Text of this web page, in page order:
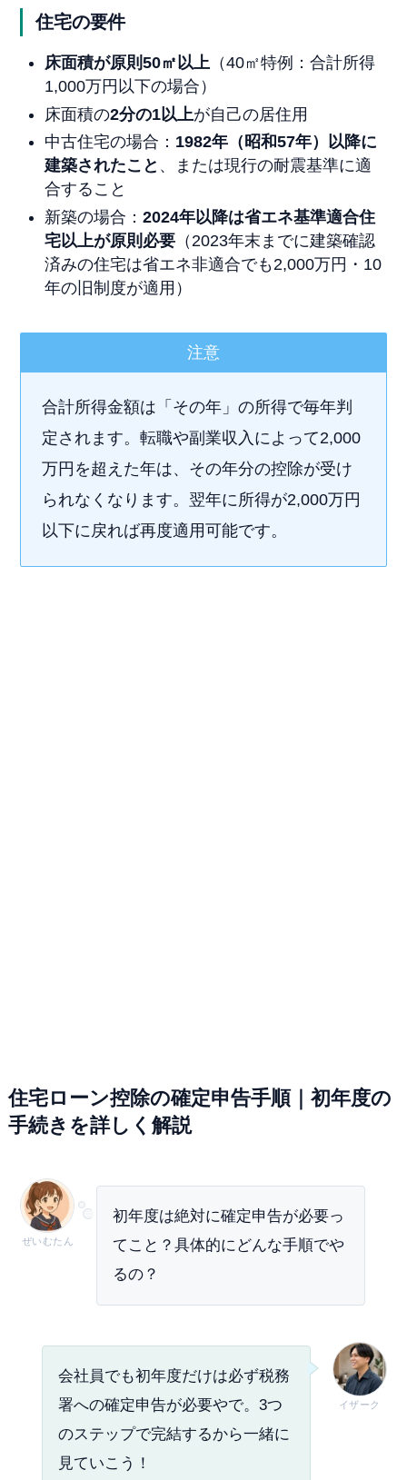
住宅の要件
床面積が原則50㎡以上 （40㎡特例：合計所得
1,000万円以下の場合）
床面積の2分の1以上が自己の居住用
中古住宅の場合： 1982年（昭和57年）以降に
建築されたこと 、または現行の耐震基準に適
合すること
新築の場合：2024年以降は省エネ基準適合住
宅以上が原則必要 （2023年末までに建築確認
済みの住宅は省エネ非適合でも2,000万円・10
年の旧制度が適用）
注意
合計所得金額は「その年」の所得で毎年判
定されます。転職や副業収入によって2,000
万円を超えた年は、その年分の控除が受け
られなくなります。翌年に所得が2,000万円
以下に戻れば再度適用可能です。
住宅ローン控除の確定申告手順｜初年度の
手続きを詳しく解説
ぜいむたん
初年度は絶対に確定申告が必要っ
てこと？具体的にどんな手順でや
るの？
イザーク
会社員でも初年度だけは必ず税務
署への確定申告が必要やで。3つ
のステップで完結するから一緒に
見ていこう！